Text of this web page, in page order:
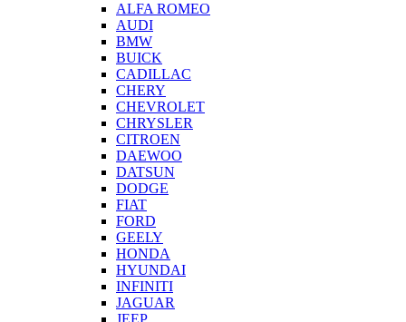
ALFA ROMEO
AUDI
BMW
BUICK
CADILLAC
CHERY
CHEVROLET
CHRYSLER
CITROEN
DAEWOO
DATSUN
DODGE
FIAT
FORD
GEELY
HONDA
HYUNDAI
INFINITI
JAGUAR
JEEP